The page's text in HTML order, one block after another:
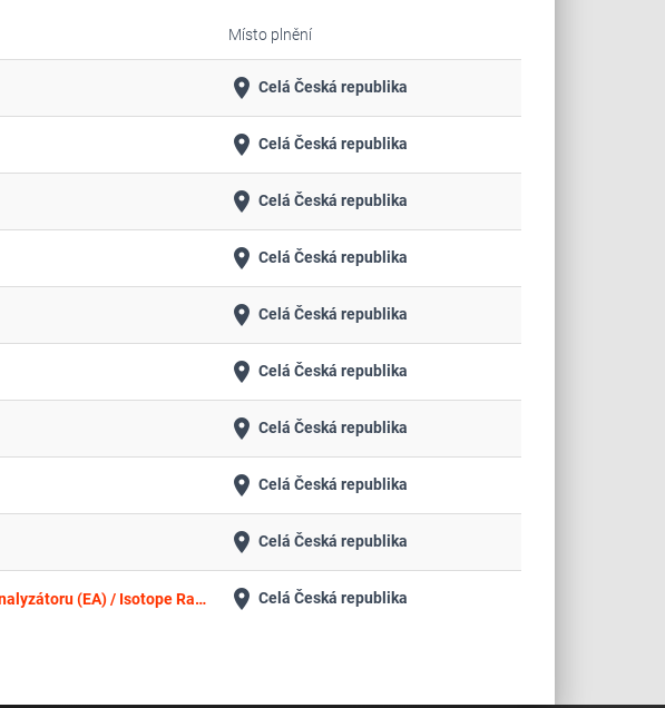
Místo plnění
place Celá Česká republika
place Celá Česká republika
place Celá Česká republika
place Celá Česká republika
place Celá Česká republika
place Celá Česká republika
place Celá Česká republika
place Celá Česká republika
place Celá Česká republika
Hmotnostní spektrometr pro měření izotopových poměru (IRMS) s rozhraním k elementárnímu analyzátoru (EA) / Isotope Ratio Mass Spectrometer (IRMS) with interface to elemental analyzer (EA) place Celá Česká republika